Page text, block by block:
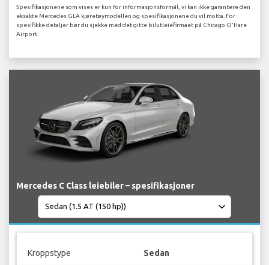
Spesifikasjonene som vises er kun for informasjonsformål, vi kan ikke garantere den
eksakte Mercedes GLA kjøretøymodellen og spesifikasjonene du vil motta. For
spesifikke detaljer bør du sjekke med det gitte bilutleiefirmaet på Chicago O'Hare
Airport.
Mercedes C Class leiebiler – spesifikasjoner
Kroppstype Sedan